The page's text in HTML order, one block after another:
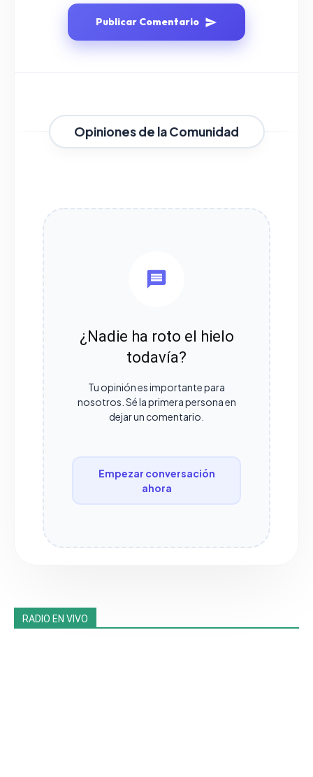
Publicar Comentario
Opiniones de la Comunidad
¿Nadie ha roto el hielo
todavía?
Tu opinión es importante para
nosotros. Sé la primera persona en
dejar un comentario.
Empezar conversación
ahora
RADIO EN VIVO